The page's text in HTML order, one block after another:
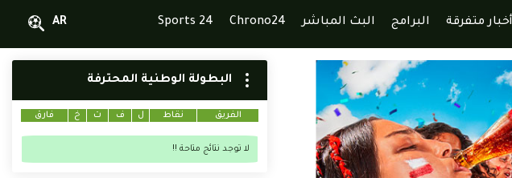
أخبار متفرقة البرامج البث المباشر Chrono24
Sports 24
AR
البطولة الوطنية المحترفة
الفريق نقاط ل ف ت خ فارق
لا توجد نتائج متاحة !!